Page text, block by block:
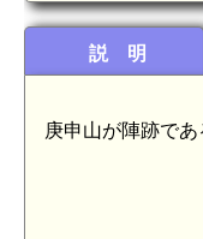
説 明
庚申山が陣跡で